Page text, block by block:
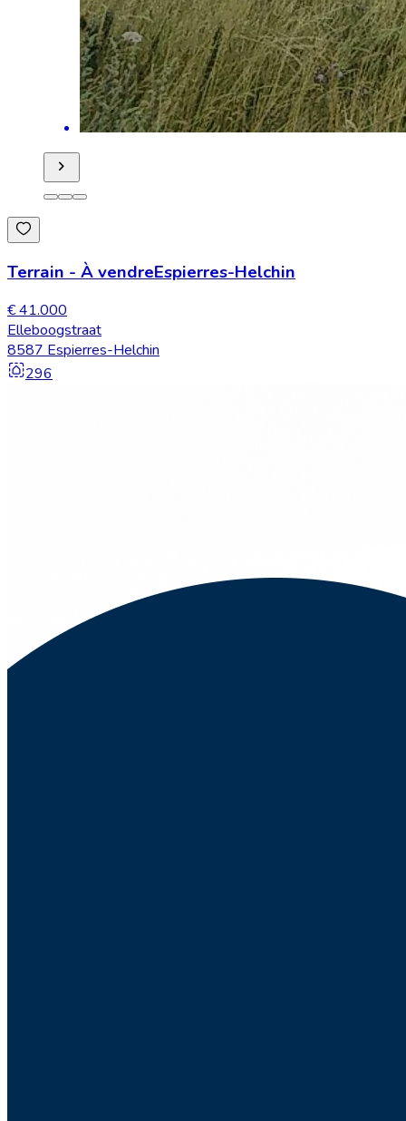
Terrain - À vendreEspierres-Helchin
€ 41.000
Elleboogstraat
8587 Espierres-Helchin
296